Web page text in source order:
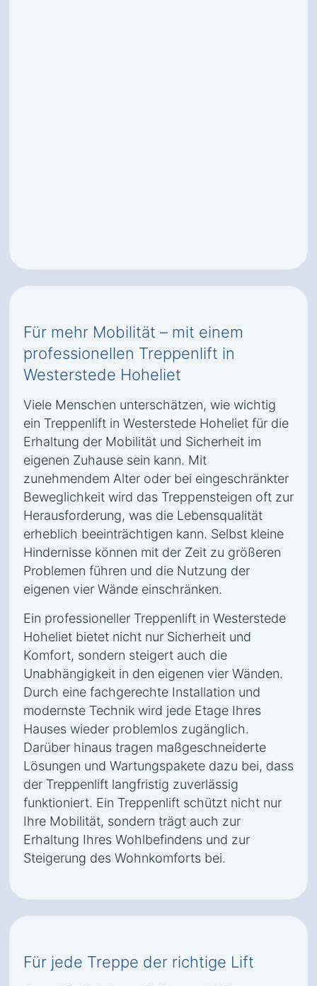
Für mehr Mobilität – mit einem
professionellen Treppenlift in
Westerstede Hoheliet
Viele Menschen unterschätzen, wie wichtig
ein Treppenlift in Westerstede Hoheliet für die
Erhaltung der Mobilität und Sicherheit im
eigenen Zuhause sein kann. Mit
zunehmendem Alter oder bei eingeschränkter
Beweglichkeit wird das Treppensteigen oft zur
Herausforderung, was die Lebensqualität
erheblich beeinträchtigen kann. Selbst kleine
Hindernisse können mit der Zeit zu größeren
Problemen führen und die Nutzung der
eigenen vier Wände einschränken.
Ein professioneller Treppenlift in Westerstede
Hoheliet bietet nicht nur Sicherheit und
Komfort, sondern steigert auch die
Unabhängigkeit in den eigenen vier Wänden.
Durch eine fachgerechte Installation und
modernste Technik wird jede Etage Ihres
Hauses wieder problemlos zugänglich.
Darüber hinaus tragen maßgeschneiderte
Lösungen und Wartungspakete dazu bei, dass
der Treppenlift langfristig zuverlässig
funktioniert. Ein Treppenlift schützt nicht nur
Ihre Mobilität, sondern trägt auch zur
Erhaltung Ihres Wohlbefindens und zur
Steigerung des Wohnkomforts bei.
Für jede Treppe der richtige Lift